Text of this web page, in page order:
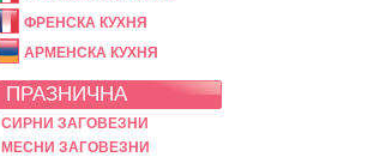
ФРЕНСКА КУХНЯ
АРМЕНСКА КУХНЯ
ПРАЗНИЧНА
СИРНИ ЗАГОВЕЗНИ
МЕСНИ ЗАГОВЕЗНИ